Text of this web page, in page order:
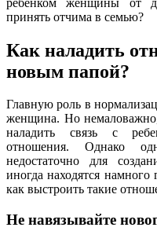
принять отчима в семью?
Как наладить
новым папой?
Главную роль в
женщина. Но
наладить связь с
отношения. Однако
недостаточно для
иногда находятся
как выстроить такие
Не навязывайте